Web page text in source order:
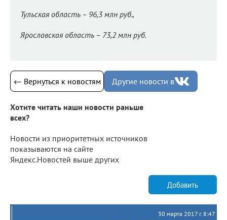
Тульская область – 96,3 млн руб.,
Ярославская область – 73,2 млн руб.
← Вернуться к новостям Другие новости в
Хотите читать наши новости раньше
всех?
Новости из приоритетных источников
показываются на сайте
Яндекс.Новостей выше других
Добавить
30 марта 2017 г. 8:47